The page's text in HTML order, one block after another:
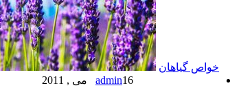
خواص گیاهان
admin16 می , 2011